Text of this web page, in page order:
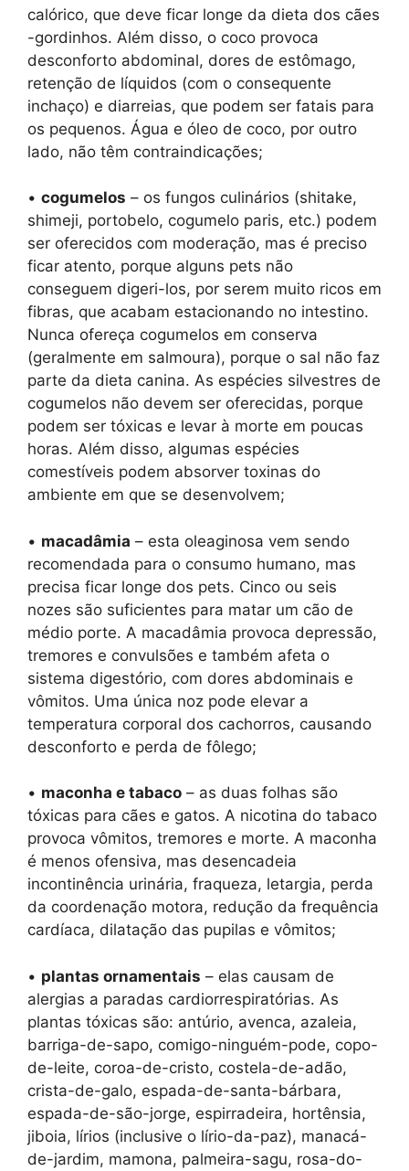
calórico, que deve ficar longe da dieta dos cães
-gordinhos. Além disso, o coco provoca
desconforto abdominal, dores de estômago,
retenção de líquidos (com o consequente
inchaço) e diarreias, que podem ser fatais para
os pequenos. Água e óleo de coco, por outro
lado, não têm contraindicações;
• cogumelos – os fungos culinários (shitake,
shimeji, portobelo, cogumelo paris, etc.) podem
ser oferecidos com moderação, mas é preciso
ficar atento, porque alguns pets não
conseguem digeri-los, por serem muito ricos em
fibras, que acabam estacionando no intestino.
Nunca ofereça cogumelos em conserva
(geralmente em salmoura), porque o sal não faz
parte da dieta canina. As espécies silvestres de
cogumelos não devem ser oferecidas, porque
podem ser tóxicas e levar à morte em poucas
horas. Além disso, algumas espécies
comestíveis podem absorver toxinas do
ambiente em que se desenvolvem;
• macadâmia – esta oleaginosa vem sendo
recomendada para o consumo humano, mas
precisa ficar longe dos pets. Cinco ou seis
nozes são suficientes para matar um cão de
médio porte. A macadâmia provoca depressão,
tremores e convulsões e também afeta o
sistema digestório, com dores abdominais e
vômitos. Uma única noz pode elevar a
temperatura corporal dos cachorros, causando
desconforto e perda de fôlego;
• maconha e tabaco – as duas folhas são
tóxicas para cães e gatos. A nicotina do tabaco
provoca vômitos, tremores e morte. A maconha
é menos ofensiva, mas desencadeia
incontinência urinária, fraqueza, letargia, perda
da coordenação motora, redução da frequência
cardíaca, dilatação das pupilas e vômitos;
• plantas ornamentais – elas causam de
alergias a paradas cardiorrespiratórias. As
plantas tóxicas são: antúrio, avenca, azaleia,
barriga-de-sapo, comigo-ninguém-pode, copo-
de-leite, coroa-de-cristo, costela-de-adão,
crista-de-galo, espada-de-santa-bárbara,
espada-de-são-jorge, espirradeira, hortênsia,
jiboia, lírios (inclusive o lírio-da-paz), manacá-
de-jardim, mamona, palmeira-sagu, rosa-do-